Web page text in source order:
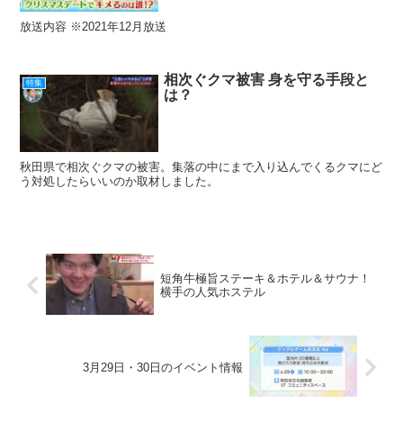
放送内容 ※2021年12月放送
特集
相次ぐクマ被害 身を守る手段と
は？
秋田県で相次ぐクマの被害。集落の中にまで入り込んでくるクマにど
う対処したらいいのか取材しました。
短角牛極旨ステーキ＆ホテル＆サウナ！
横手の人気ホステル
3月29日・30日のイベント情報